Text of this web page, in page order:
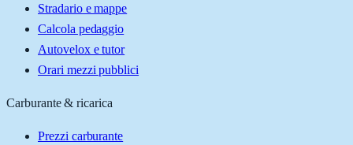
Stradario e mappe
Calcola pedaggio
Autovelox e tutor
Orari mezzi pubblici
Carburante & ricarica
Prezzi carburante